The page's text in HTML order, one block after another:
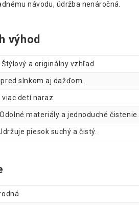
návodu, údržba nenáročná.
výhod
a originálny vzhľad.
slnkom aj dažďom.
viac detí naraz.
materiály a jednoduché čistenie.
piesok suchý a čistý.